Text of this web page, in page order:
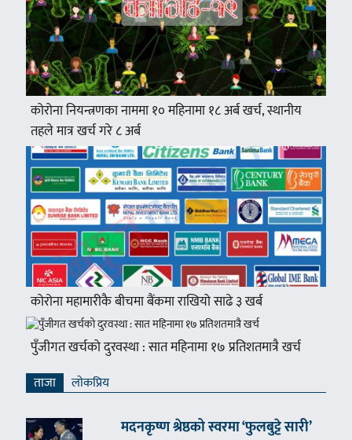
कोरोना नियन्त्रणका नाममा १० महिनामा १८ अर्ब खर्च, स्थानीय
तहले मात्र खर्च गरे ८ अर्ब
कोरोना महामारीकै बीचमा बैंकमा राखियो साढे ३ खर्ब
पुँजीगत खर्चको दुरवस्था : सात महिनामा १७ प्रतिशतमात्रै खर्च
ताजा लाेकप्रिय
मदनकृष्ण श्रेष्ठको स्वरमा ‘फुलबुट्टे सारी’